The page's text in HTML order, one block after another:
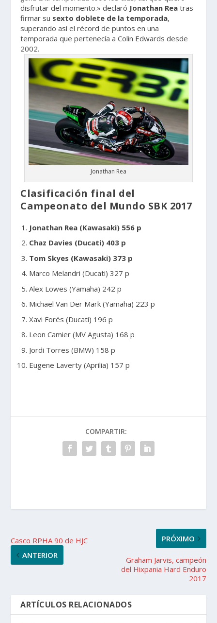
disfrutar del momento.» declaró Jonathan Rea tras
firmar su sexto doblete de la temporada,
superando así el récord de puntos en una
temporada que pertenecía a Colin Edwards desde
2002.
Jonathan Rea
Clasificación final del
Campeonato del Mundo SBK 2017
Jonathan Rea (Kawasaki) 556 p
Chaz Davies (Ducati) 403 p
Tom Skyes (Kawasaki) 373 p
Marco Melandri (Ducati) 327 p
Alex Lowes (Yamaha) 242 p
Michael Van Der Mark (Yamaha) 223 p
Xavi Forés (Ducati) 196 p
Leon Camier (MV Agusta) 168 p
Jordi Torres (BMW) 158 p
Eugene Laverty (Aprilia) 157 p
COMPARTIR:
Casco RPHA 90 de HJC
ANTERIOR
PRÓXIMO
Graham Jarvis, campeón
del Hixpania Hard Enduro
2017
ARTÍCULOS RELACIONADOS